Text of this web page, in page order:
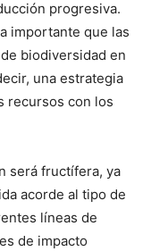
progresiva.
importante que las
biodiversidad en
una estrategia
recursos con los
será fructífera, ya
acorde al tipo de
líneas de
de impacto